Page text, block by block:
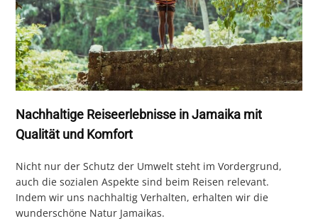
Nachhaltige Reiseerlebnisse in Jamaika mit
Qualität und Komfort
Nicht nur der Schutz der Umwelt steht im Vordergrund,
auch die sozialen Aspekte sind beim Reisen relevant.
Indem wir uns nachhaltig Verhalten, erhalten wir die
wunderschöne Natur Jamaikas.